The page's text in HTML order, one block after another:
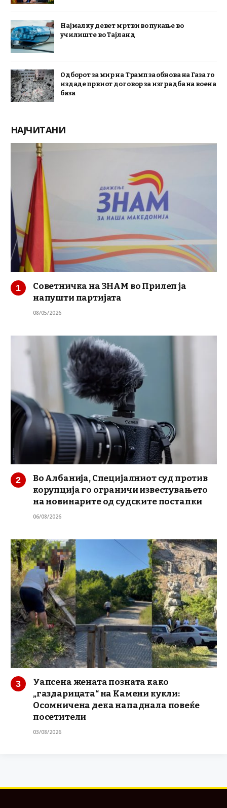
Најмалку девет мртви во пукање во
училиште во Тајланд
Одборот за мир на Трамп за обнова на Газа го
издаде првиот договор за изградба на воена
база
НАЈЧИТАНИ
Советничка на ЗНАМ во Прилеп ја
напушти партијата
08/05/2026
Во Албанија, Специјалниот суд против
корупција го ограничи известувањето
на новинарите од судските постапки
06/08/2026
Уапсена жената позната како
„газдарицата“ на Камени кукли:
Осомничена дека нападнала повеќе
посетители
03/08/2026